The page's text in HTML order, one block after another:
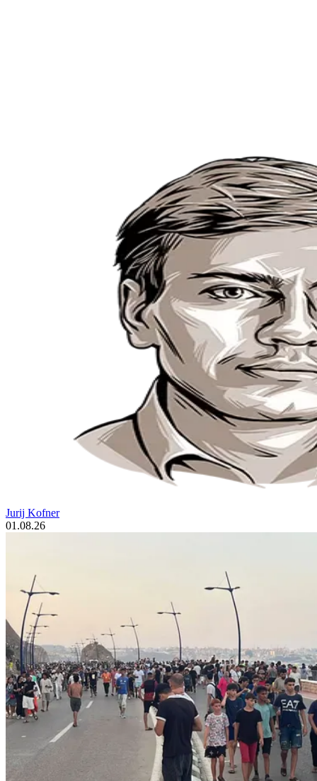
Jurij Kofner
01.08.26